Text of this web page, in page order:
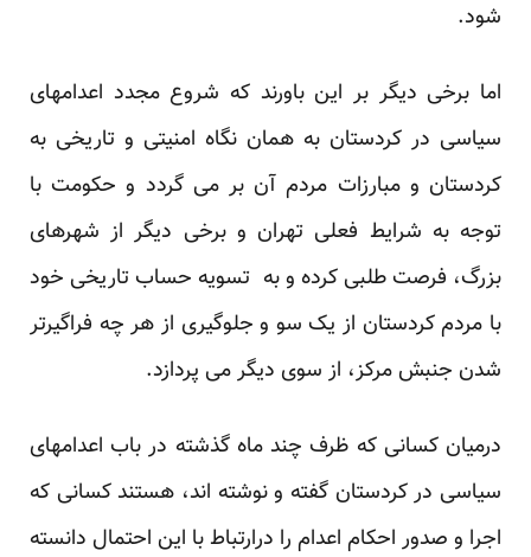
شود.
اما برخی دیگر بر این باورند که شروع مجدد اعدامهای
سیاسی در کردستان به همان نگاه امنیتی و تاریخی به
کردستان و مبارزات مردم آن بر می گردد و حکومت با
توجه به شرایط فعلی تهران و برخی دیگر از شهرهای
بزرگ، فرصت طلبی کرده و به تسویه حساب تاریخی خود
با مردم کردستان از یک سو و جلوگیری از هر چه فراگیرتر
شدن جنبش مرکز، از سوی دیگر می پردازد.
درمیان کسانی که ظرف چند ماه گذشته در باب اعدامهای
سیاسی در کردستان گفته و نوشته اند، هستند کسانی که
اجرا و صدور احکام اعدام را درارتباط با این احتمال دانسته